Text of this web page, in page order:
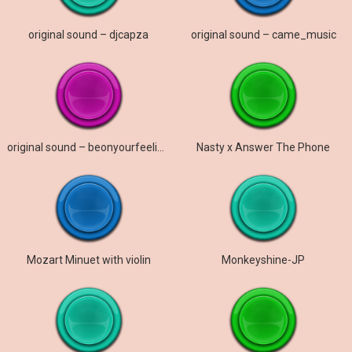
original sound – djcapza original sound – came_music
Nasty x Answer The Phone
Mozart Minuet with violin Monkeyshine-JP